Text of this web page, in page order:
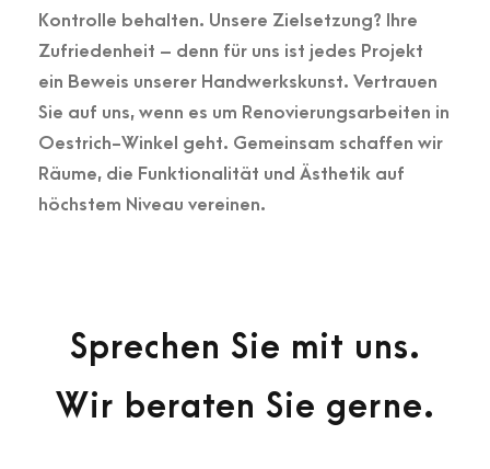
Kontrolle behalten. Unsere Zielsetzung? Ihre
Zufriedenheit – denn für uns ist jedes Projekt
ein Beweis unserer Handwerkskunst. Vertrauen
Sie auf uns, wenn es um Renovierungsarbeiten in
Oestrich-Winkel geht. Gemeinsam schaffen wir
Räume, die Funktionalität und Ästhetik auf
höchstem Niveau vereinen.
Sprechen Sie mit uns.
Wir beraten Sie gerne.